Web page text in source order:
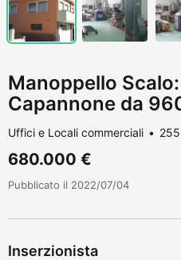
Manoppello
Capannone da
Uffici e Locali commerciali
680.000 €
Pubblicato il 2022/07/04
Inserzionista